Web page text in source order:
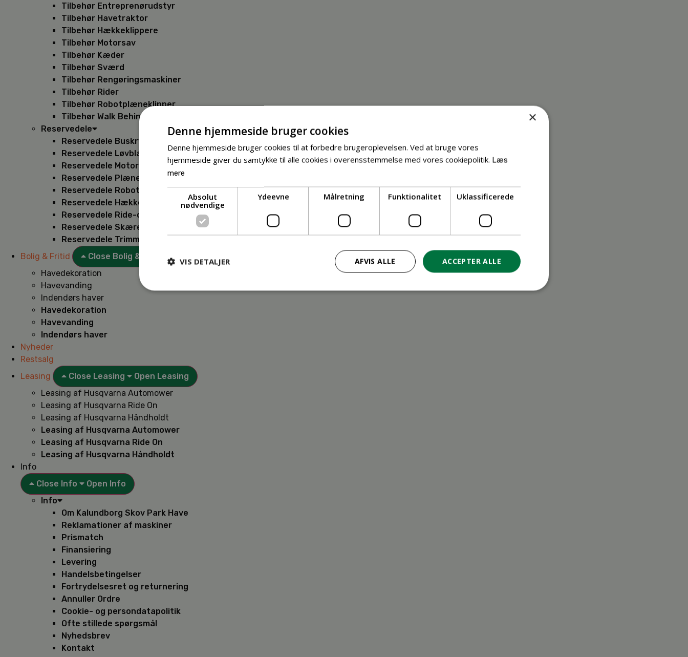
Tilbehør Entreprenørudstyr
Tilbehør Havetraktor
Tilbehør Hækkeklippere
Tilbehør Motorsav
Tilbehør Kæder
Tilbehør Sværd
Tilbehør Rengøringsmaskiner
Tilbehør Rider
Tilbehør Robotplæneklipper
Tilbehør Walk Behind
Reservedele
Reservedele Buskryddere
Reservedele Løvblæsere
Reservedele Motorsave
Reservedele Plæneklippere
Reservedele Robotplæneklippere
Reservedele Hækkeklippere
Reservedele Ride-on
Reservedele Skæremaskiner
Reservedele Trimmere
Bolig & Fritid
Close Bolig & Fritid
Havedekoration
Havevanding
Indendørs haver
Havedekoration
Havevanding
Indendørs haver
Nyheder
Restsalg
Leasing
Close Leasing
Open Leasing
Leasing af Husqvarna Automower
Leasing af Husqvarna Ride On
Leasing af Husqvarna Håndholdt
Leasing af Husqvarna Automower
Leasing af Husqvarna Ride On
Leasing af Husqvarna Håndholdt
Info
Close Info
Open Info
Info
Om Kalundborg Skov Park Have
Reklamationer af maskiner
Prismatch
Finansiering
Levering
Handelsbetingelser
Fortrydelsesret og returnering
Annuller Ordre
Cookie- og persondatapolitik
Ofte stillede spørgsmål
Nyhedsbrev
Kontakt
×
Denne hjemmeside bruger cookies
Denne hjemmeside bruger cookies til at forbedre brugeroplevelsen. Ved at bruge vores
hjemmeside giver du samtykke til alle cookies i overensstemmelse med vores cookiepolitik. Læs
mere
Absolut
nødvendige
Ydeevne Målretning Funktionalitet Uklassificerede
ACCEPTER ALLE
AFVIS ALLE
VIS DETALJER